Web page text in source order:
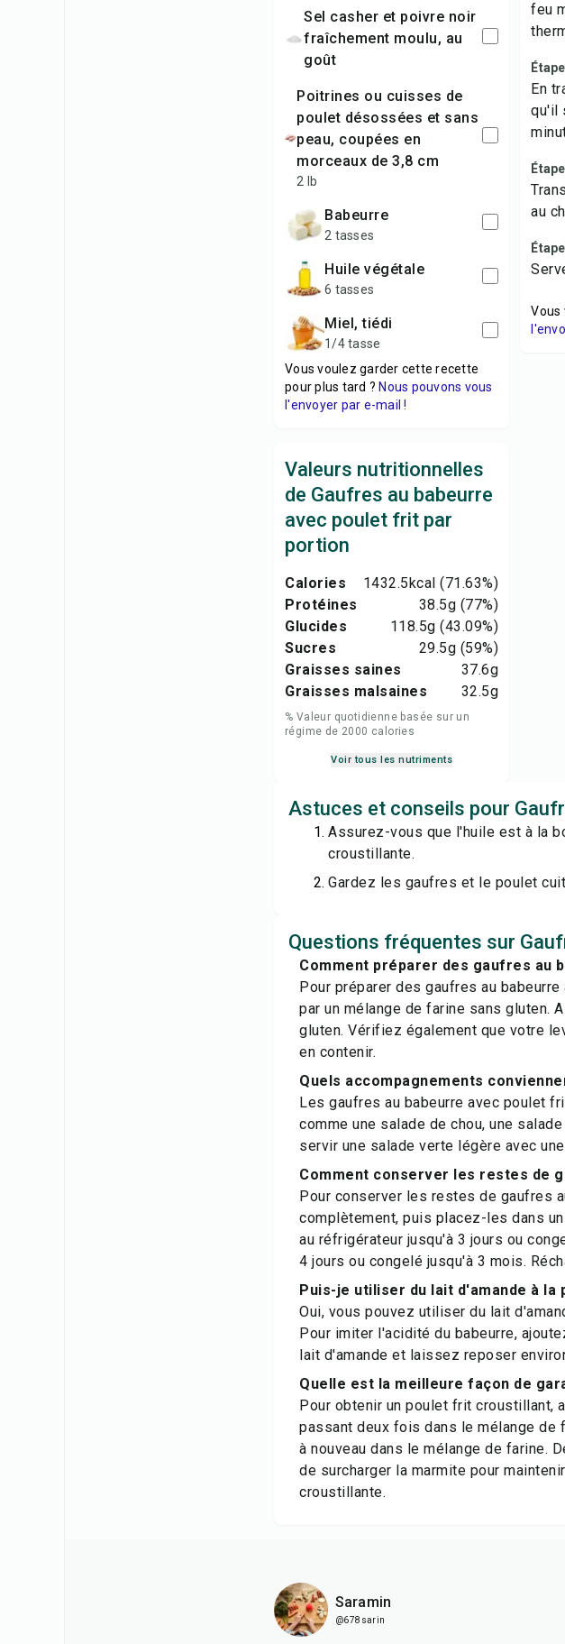
sel casher et poivre noir
fraîchement moulu, au
goût
poitrines ou cuisses de
poulet désossées et sans
peau, coupées en
morceaux de 3,8 cm
2 lb
babeurre
2 tasses
huile végétale
6 tasses
miel, tiédi
1/4 tasse
Vous voulez garder cette recette
pour plus tard ? Nous pouvons vous
l'envoyer par e-mail !
Valeurs nutritionnelles
de Gaufres au babeurre
avec poulet frit par
portion
Calories 1432.5kcal (71.63%)
Protéines
38.5g (77%)
Glucides
118.5g (43.09%)
Sucres
29.5g (59%)
Graisses saines
37.6g
Graisses malsaines
32.5g
% Valeur quotidienne basée sur un
régime de 2000 calories
Voir tous les nutriments
feu
En
qu'il
au
Vous
Astuces et conseils pour
Assurez-vous que l'huile est à la
croustillante.
Gardez les gaufres et le poulet
Questions fréquentes sur
Comment préparer des gaufres au
Pour préparer des gaufres au
par un mélange de farine sans gluten.
gluten. Vérifiez également que votre
en contenir.
Quels accompagnements
Les gaufres au babeurre avec poulet
comme une salade de chou, une
servir une salade verte légère avec
Comment conserver les restes de
Pour conserver les restes de gaufres
complètement, puis placez-les dans
au réfrigérateur jusqu'à 3 jours ou
4 jours ou congelé jusqu'à 3 mois.
Puis-je utiliser du lait d'amande à
Oui, vous pouvez utiliser du lait
Pour imiter l'acidité du babeurre,
lait d'amande et laissez reposer
Quelle est la meilleure façon de
Pour obtenir un poulet frit croustillant,
passant deux fois dans le mélange de
à nouveau dans le mélange de farine.
de surcharger la marmite pour
croustillante.
Saramin
@678sarin